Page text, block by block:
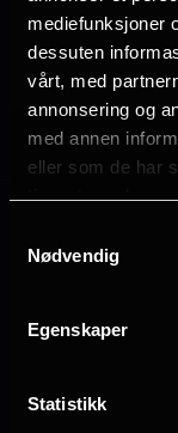
mediefunksjoner
dessuten
vårt, med
annonsering og
med annen
eller som de har
tjenestene deres.
Nødvendig
Egenskaper
Statistikk
Paragraphs
Velg